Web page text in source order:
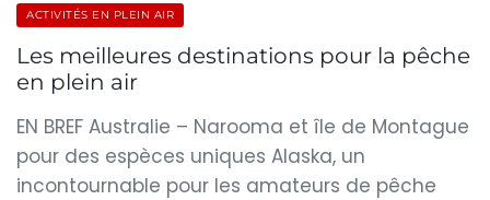
ACTIVITÉS EN PLEIN AIR
Les meilleures destinations pour la pêche
en plein air
EN BREF Australie – Narooma et île de Montague
pour des espèces uniques Alaska, un
incontournable pour les amateurs de pêche